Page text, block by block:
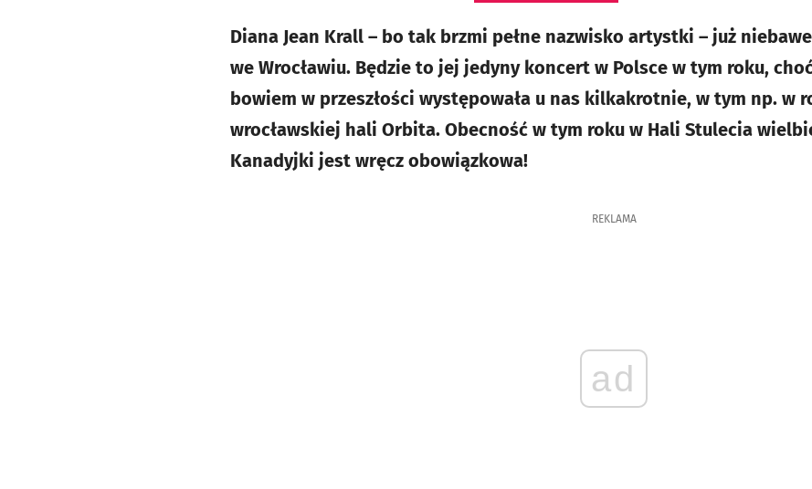
Diana Jean Krall – bo tak brzmi pełne nazwisko artystki – już
we Wrocławiu. Będzie to jej jedyny koncert w Polsce w tym roku,
bowiem w przeszłości występowała u nas kilkakrotnie, w tym np. w
wrocławskiej hali Orbita. Obecność w tym roku w Hali Stulecia
Kanadyjki jest wręcz obowiązkowa!
REKLAMA
ad